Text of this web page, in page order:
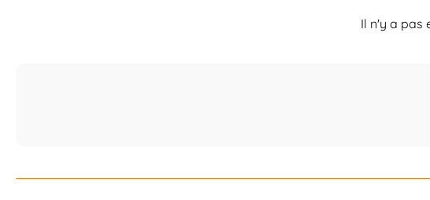
Il n'y a pas